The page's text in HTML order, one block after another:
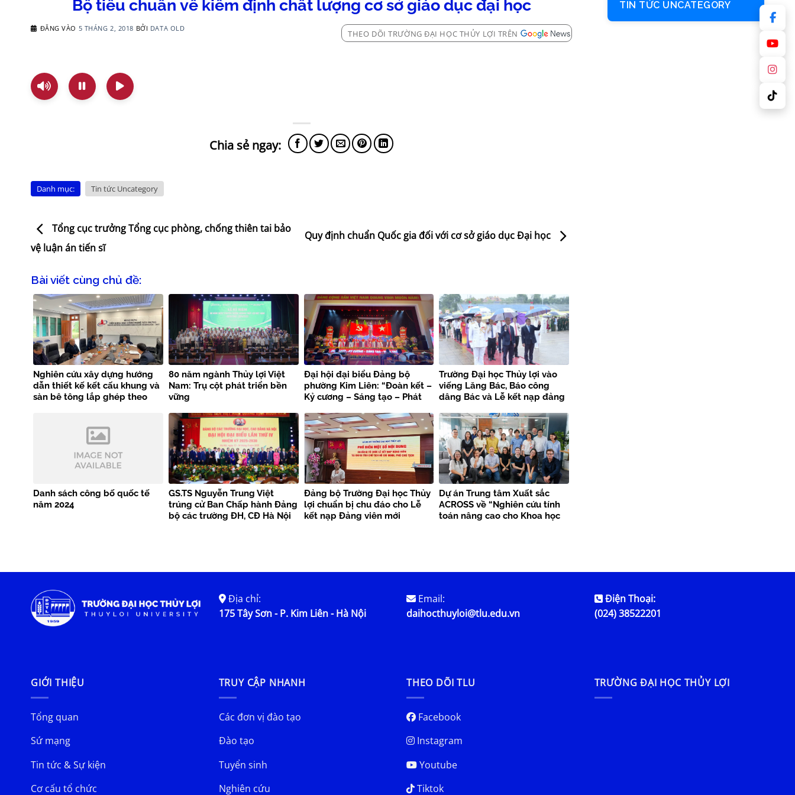
Bộ tiêu chuẩn về kiểm định chất lượng cơ sở giáo dục đại học
ĐĂNG VÀO 5 THÁNG 2, 2018 BỞI DATA OLD
THEO DÕI TRƯỜNG ĐẠI HỌC THỦY LỢI TRÊN
Danh mục: Tin tức Uncategory
Tổng cục trưởng Tổng cục phòng, chống thiên tai bảo
vệ luận án tiến sĩ
Quy định chuẩn Quốc gia đối với cơ sở giáo dục Đại học
Bài viết cùng chủ đề:
Nghiên cứu xây dựng hướng
dẫn thiết kế kết cấu khung và
sàn bê tông lắp ghép theo
80 năm ngành Thủy lợi Việt
Nam: Trụ cột phát triển bền
vững
Đại hội đại biểu Đảng bộ
phường Kim Liên: “Đoàn kết –
Kỷ cương – Sáng tạo – Phát
Trường Đại học Thủy lợi vào
viếng Lăng Bác, Báo công
dâng Bác và Lễ kết nạp đảng
kiện trọng đại
Danh sách công bố quốc tế
năm 2024
GS.TS Nguyễn Trung Việt
trúng cử Ban Chấp hành Đảng
bộ các trường ĐH, CĐ Hà Nội
Đảng bộ Trường Đại học Thủy
lợi chuẩn bị chu đáo cho Lễ
kết nạp Đảng viên mới
Dự án Trung tâm Xuất sắc
ACROSS về “Nghiên cứu tính
toán nâng cao cho Khoa học
TIN TỨC UNCATEGORY
Địa chỉ:
175 Tây Sơn - P. Kim Liên - Hà Nội
Email:
daihocthuyloi@tlu.edu.vn
Điện Thoại:
(024) 38522201
GIỚI THIỆU
Tổng quan
Sứ mạng
Tin tức & Sự kiện
Cơ cấu tổ chức
TRUY CẬP NHANH
Các đơn vị đào tạo
Đào tạo
Tuyển sinh
Nghiên cứu
THEO DÕI TLU
Facebook
Instagram
Youtube
Tiktok
TRƯỜNG ĐẠI HỌC THỦY LỢI